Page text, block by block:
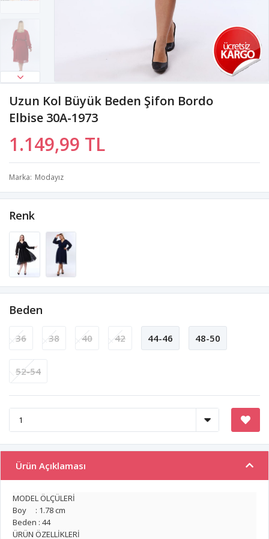
Uzun Kol Büyük Beden Şifon Bordo
Elbise 30A-1973
1.149,99 TL
Marka Modayız
Renk
Beden
36 38 40 42 44-46 48-50
52-54
Ürün Açıklaması
MODEL ÖLÇÜLERİ
Boy : 1.78 cm
Beden : 44
ÜRÜN ÖZELLİKLERİ